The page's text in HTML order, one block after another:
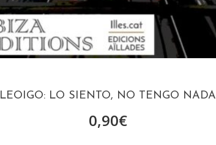
LEOIGO: LO SIENTO, NO TENGO NADA
0,90€